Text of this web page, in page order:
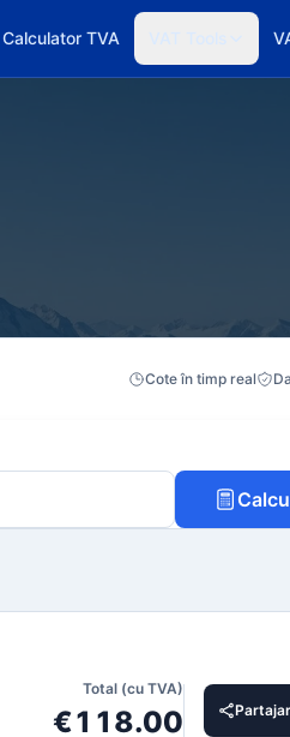
Calculator TVA
Cote în timp real
Total (cu TVA)
€118.00